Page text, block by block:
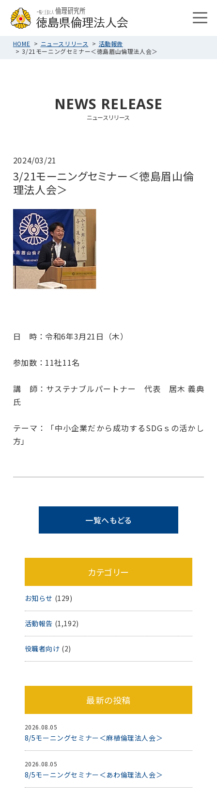
HOME ニュースリリース
活動報告
3/21モーニングセミナー＜徳島眉山倫理法人会＞
NEWS RELEASE
ニュースリリース
2024/03/21
3/21モーニングセミナー＜徳島眉山倫
理法人会＞
日 時：令和6年3月21日（木）
参加数：11社11名
講 師：サステナブルパートナー 代表 居木 義典
氏
テーマ：「中小企業だから成功するSDGｓの活かし
方」
一覧へもどる
カテゴリー
お知らせ (129)
活動報告 (1,192)
役職者向け (2)
最新の投稿
2026.08.05
8/5モーニングセミナー＜麻植倫理法人会＞
2026.08.05
8/5モーニングセミナー＜あわ倫理法人会＞